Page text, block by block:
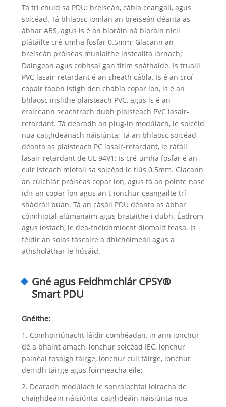
Tá trí chuid sa PDU: breiseán, cábla ceangail, agus
soicéad. Tá bhlaosc iomlán an breiseán déanta as
ábhar ABS, agus is é an bioráin ná bioráin nicil
plátáilte cré-umha fosfar 0.5mm; Glacann an
breiseán próiseas múnlaithe insteallta lárnach;
Daingean agus cobhsaí gan titim snáthaide. Is truaill
PVC lasair-retardant é an sheath cábla. Is é an croí
copair taobh istigh den chábla copar íon, is é an
bhlaosc inslithe plaisteach PVC, agus is é an
craiceann seachtrach dubh plaisteach PVC lasair-
retardant. Tá dearadh an plug-in modúlach, le soicéid
nua caighdeánach náisiúnta; Tá an bhlaosc soicéad
déanta as plaisteach PC lasair-retardant, le rátáil
lasair-retardant de UL 94V1; Is cré-umha fosfar é an
cuir isteach miotail sa soicéad le tiús 0.5mm. Glacann
an cúlchlár próiseas copar íon, agus tá an pointe nasc
idir an copar íon agus an t-ionchur ceangailte trí
shádráil buan. Tá an cásáil PDU déanta as ábhar
cóimhiotal alúmanaim agus brataithe i dubh. Éadrom
agus íostach, le dea-fheidhmíocht diomailt teasa. Is
féidir an solas táscaire a dhíchóimeáil agus a
athsholáthar le húsáid.
Gné agus Feidhmchlár CPSY®
Smart PDU
Gnéithe:
1. Comhoiriúnacht láidir comhéadan, in ann ionchur
dé a bhaint amach, ionchur soicéad IEC, ionchur
painéal tosaigh táirge, ionchur cúil táirge, ionchur
deiridh táirge agus foirmeacha eile;
2. Dearadh modúlach le sonraíochtaí iolracha de
chaighdeáin náisiúnta, caighdeáin náisiúnta nua,